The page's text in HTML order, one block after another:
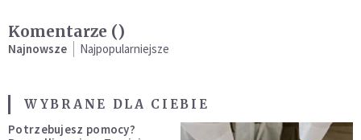
Komentarze ()
Najnowsze Najpopularniejsze
WYBRANE DLA CIEBIE
Potrzebujesz pomocy?